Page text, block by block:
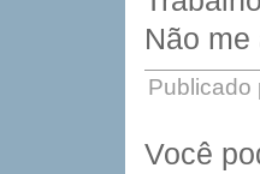
Não
Publicado
Você